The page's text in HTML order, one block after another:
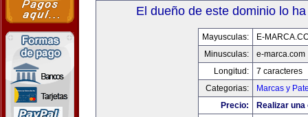
El dueño de este dominio lo
Mayusculas:
E-
Minusculas:
e-marca.com
Longitud:
7 caracteres
Categorias:
Marcas y
Precio:
Realizar